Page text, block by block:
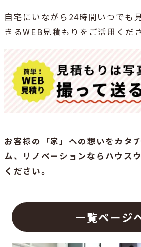
自宅にいながら24時間いつでも
きるWEB見積もりをご活用くだ
お客様の「家」への想いをカタ
ム、リノベーションならハウス
ください。
一覧ページ